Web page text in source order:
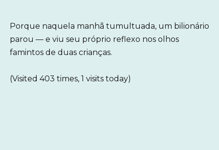
Porque naquela manhã tumultuada, um bilionário
parou — e viu seu próprio reflexo nos olhos
famintos de duas crianças.
(Visited 403 times, 1 visits today)